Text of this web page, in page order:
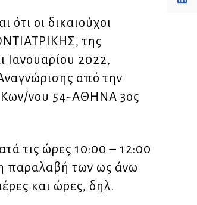
οι δικαιούχοι
της
Ιανουαρίου 2022,
από την
Κων/νου 54-ΑΘΗΝΑ 3ος
τις ώρες 10:00 – 12:00
η παραλαβή των ως άνω
και ώρες, δηλ.